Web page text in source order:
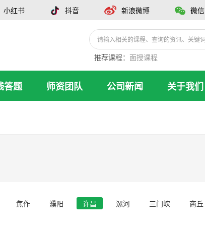
小红书 抖音 新浪微博 微信
推荐课程： 面授课程
答题 师资团队 公司新闻 关于我们
焦作 濮阳 许昌 漯河 三门峡 商丘